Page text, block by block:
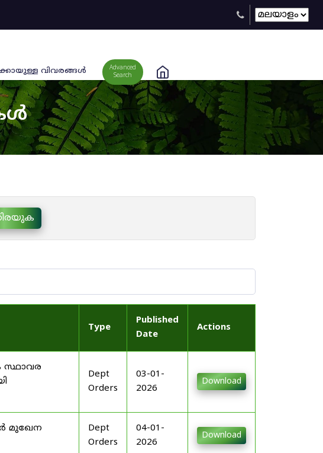
വിവരങ്ങള്‍
Advanced
Search
Type
Published
Date
Actions
സ്ഥാവര
Dept
Orders
03-01-
2026
Download
മുഖേന
Dept
Orders
04-01-
2026
Download